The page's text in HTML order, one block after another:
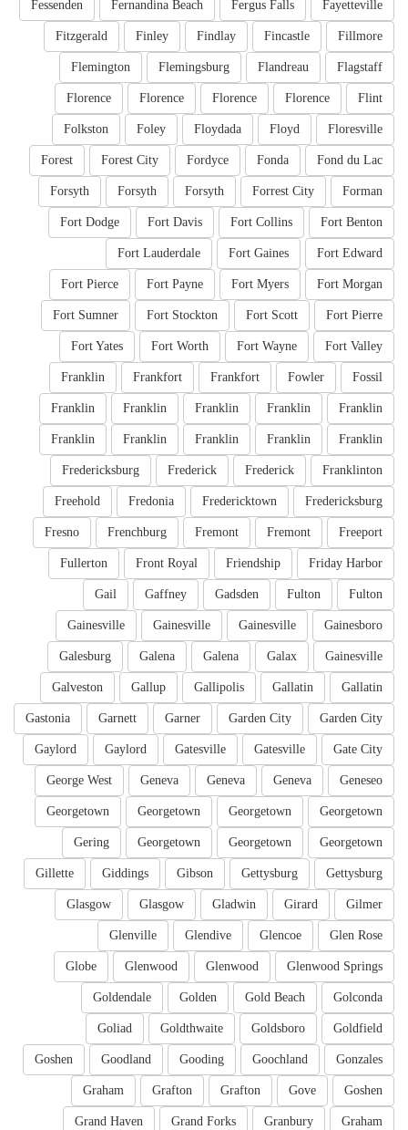
Fayetteville
Fergus Falls
Fernandina Beach
Fessenden
Fillmore
Fincastle
Findlay
Finley
Fitzgerald
Flagstaff
Flandreau
Flemingsburg
Flemington
Flint
Florence
Florence
Florence
Florence
Floresville
Floyd
Floydada
Foley
Folkston
Fond du Lac
Fonda
Fordyce
Forest City
Forest
Forman
Forrest City
Forsyth
Forsyth
Forsyth
Fort Benton
Fort Collins
Fort Davis
Fort Dodge
Fort Edward
Fort Gaines
Fort Lauderdale
Fort Morgan
Fort Myers
Fort Payne
Fort Pierce
Fort Pierre
Fort Scott
Fort Stockton
Fort Sumner
Fort Valley
Fort Wayne
Fort Worth
Fort Yates
Fossil
Fowler
Frankfort
Frankfort
Franklin
Franklin
Franklin
Franklin
Franklin
Franklin
Franklin
Franklin
Franklin
Franklin
Franklin
Franklinton
Frederick
Frederick
Fredericksburg
Fredericksburg
Fredericktown
Fredonia
Freehold
Freeport
Fremont
Fremont
Frenchburg
Fresno
Friday Harbor
Friendship
Front Royal
Fullerton
Fulton
Fulton
Gadsden
Gaffney
Gail
Gainesboro
Gainesville
Gainesville
Gainesville
Gainesville
Galax
Galena
Galena
Galesburg
Gallatin
Gallatin
Gallipolis
Gallup
Galveston
Garden City
Garden City
Garner
Garnett
Gastonia
Gate City
Gatesville
Gatesville
Gaylord
Gaylord
Geneseo
Geneva
Geneva
Geneva
George West
Georgetown
Georgetown
Georgetown
Georgetown
Georgetown
Georgetown
Georgetown
Gering
Gettysburg
Gettysburg
Gibson
Giddings
Gillette
Gilmer
Girard
Gladwin
Glasgow
Glasgow
Glen Rose
Glencoe
Glendive
Glenville
Glenwood Springs
Glenwood
Glenwood
Globe
Golconda
Gold Beach
Golden
Goldendale
Goldfield
Goldsboro
Goldthwaite
Goliad
Gonzales
Goochland
Gooding
Goodland
Goshen
Goshen
Gove
Grafton
Grafton
Graham
Graham
Granbury
Grand Forks
Grand Haven